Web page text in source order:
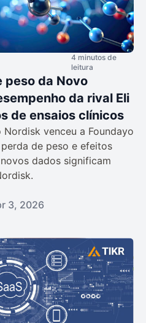
4 minutos de
leitura
peso da Novo
da rival Eli
de ensaios clínicos
venceu a Foundayo
de peso e efeitos
dados significam
3, 2026